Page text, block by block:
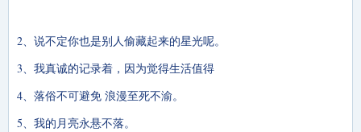
2、说不定你也是别人偷藏起来的星光呢。
3、我真诚的记录着，因为觉得生活值得
4、落俗不可避免 浪漫至死不渝。
5、我的月亮永悬不落。